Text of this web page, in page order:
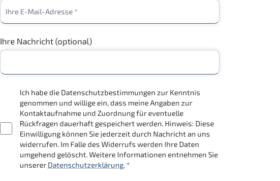
Ihre Nachricht (optional)
Ich habe die Datenschutzbestimmungen zur Kenntnis
genommen und willige ein, dass meine Angaben zur
Kontaktaufnahme und Zuordnung für eventuelle
Rückfragen dauerhaft gespeichert werden. Hinweis: Diese
Einwilligung können Sie jederzeit durch Nachricht an uns
widerrufen. Im Falle des Widerrufs werden Ihre Daten
umgehend gelöscht. Weitere Informationen entnehmen Sie
unserer Datenschutzerklärung.*